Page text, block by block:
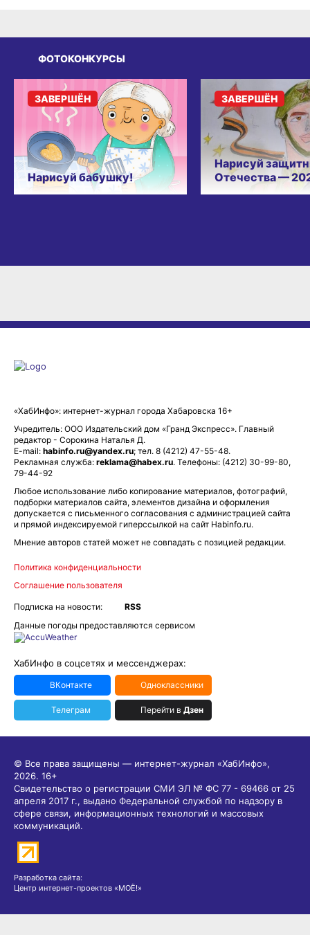
ФОТОКОНКУРСЫ
Нарисуй бабушку!
ЗАВЕРШЁН
Нарисуй
Отечества —
ЗАВЕРШЁН
«ХабИнфо»: интернет-журнал города Хабаровска 16+
Учредитель: ООО Издательский дом «Гранд Экспресс». Главный
редактор - Сорокина Наталья Д.
E-mail: habinfo.ru@yandex.ru; тел. 8 (4212) 47-55-48.
Рекламная служба: reklama@habex.ru. Телефоны: (4212) 30-99-80,
79-44-92
Любое использование либо копирование материалов, фотографий,
подборки материалов сайта, элементов дизайна и оформления
допускается с письменного согласования с администрацией сайта
и прямой индексируемой гиперссылкой на сайт Habinfo.ru.
Мнение авторов статей может не совпадать с позицией редакции.
Политика конфиденциальности
Соглашение пользователя
Подписка на новости:
RSS
Данные погоды предоставляются сервисом
ХабИнфо в соцсетях и мессенджерах:
ВКонтакте Одноклассники
Телеграм Перейти в Дзен
© Все права защищены — интернет-журнал «ХабИнфо»,
2026. 16+
Свидетельство о регистрации СМИ ЭЛ № ФС 77 - 69466 от 25
апреля 2017 г., выдано Федеральной службой по надзору в
сфере связи, информационных технологий и массовых
коммуникаций.
Разработка сайта:
Центр интернет-проектов «МОЁ!»